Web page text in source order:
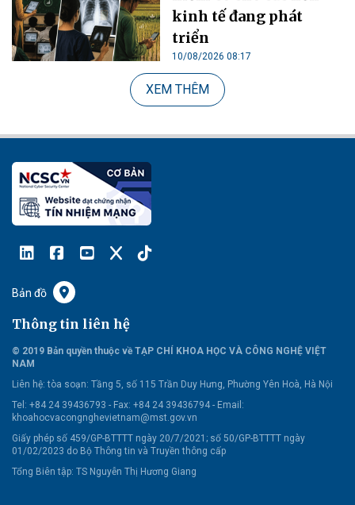
kinh tế đang phát
triển
10/08/2026 08:17
XEM THÊM
Bản đồ
Thông tin liên hệ
© 2019 Bản quyền thuộc về TẠP CHÍ KHOA HỌC VÀ CÔNG NGHỆ VIỆT
NAM
Liên hệ: tòa soạn: Tầng 5, số 115 Trần Duy Hưng, Phường Yên Hoà, Hà Nội
Tel: +84 24 39436793 - Fax: +84 24 39436794 - Email:
khoahocvacongnghevietnam@mst.gov.vn
Giấy phép số 459/GP-BTTTT ngày 20/7/2021; số 50/GP-BTTTT ngày
01/02/2023 do Bộ Thông tin và Truyền thông cấp
Tổng Biên tập: TS Nguyễn Thị Hương Giang